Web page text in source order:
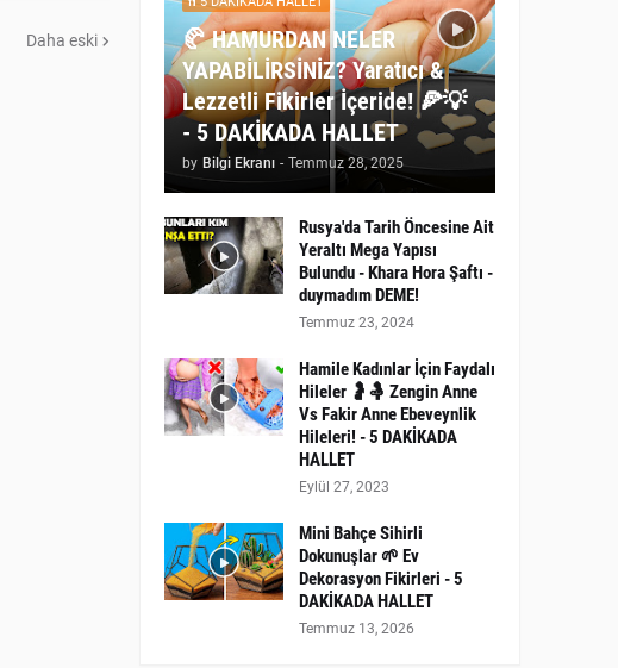
Daha eski
🥐 HAMURDAN NELER
YAPABİLİRSİNİZ? Yaratıcı &
Lezzetli Fikirler İçeride! 🍕💡
- 5 DAKİKADA HALLET
by Bilgi Ekranı - Temmuz 28, 2025
Rusya'da Tarih Öncesine Ait
Yeraltı Mega Yapısı
Bulundu - Khara Hora Şaftı -
duymadım DEME!
Temmuz 23, 2024
Hamile Kadınlar İçin Faydalı
Hileler 🤰🤱 Zengin Anne
Vs Fakir Anne Ebeveynlik
Hileleri! - 5 DAKİKADA
HALLET
Eylül 27, 2023
Mini Bahçe Sihirli
Dokunuşlar 🌱 Ev
Dekorasyon Fikirleri - 5
DAKİKADA HALLET
Temmuz 13, 2026